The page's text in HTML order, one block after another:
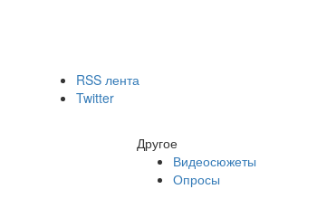
RSS лента
Twitter
Другое
Видеосюжеты
Опросы